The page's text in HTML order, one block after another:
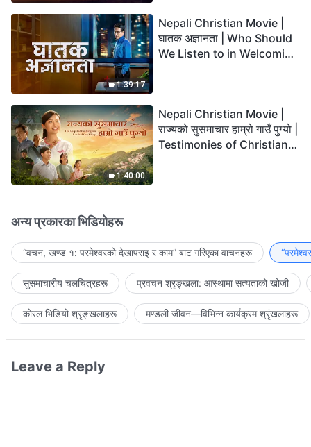
1:39:17
Nepali Christian Movie |
घातक अज्ञानता | Who Should
We Listen to in Welcoming
1:40:00
Nepali Christian Movie |
राज्यको सुसमाचार हाम्रो गाउँ पुग्यो |
Testimonies of Christians
अन्य प्रकारका भिडियोहरू
“वचन, खण्ड १: परमेश्‍वरको देखापराइ र काम” बाट गरिएका वाचनहरू
सुसमाचारीय चलचित्रहरू प्रवचन श्रृङ्खला: आस्थामा सत्यताको खोजी
कोरल भिडियो श्रृङ्खलाहरू मण्डली जीवन—विभिन्‍न कार्यक्रम श्रृंखलाहरू
Leave a Reply